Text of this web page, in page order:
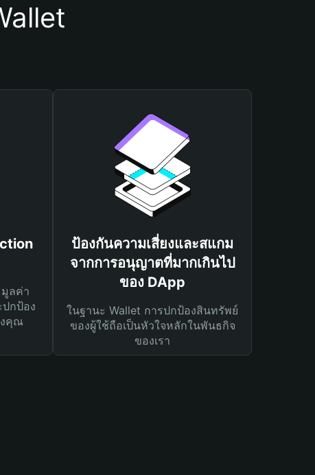
ลค่า
กป้อง
คุณ
ป้องกันความเสี่ยงและสแกม
จากการอนุญาตที่มากเกินไป
ของ DApp
ในฐานะ Wallet การปกป้องสินทรัพย์
ของผู้ใช้ถือเป็นหัวใจหลักในพันธกิจ
ของเรา